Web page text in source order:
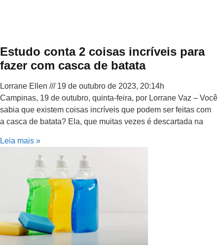
Estudo conta 2 coisas incríveis para
fazer com casca de batata
Lorrane Ellen
19 de outubro de 2023, 20:14h
Campinas, 19 de outubro, quinta-feira, por Lorrane Vaz – Você
sabia que existem coisas incríveis que podem ser feitas com
a casca de batata? Ela, que muitas vezes é descartada na
Leia mais »